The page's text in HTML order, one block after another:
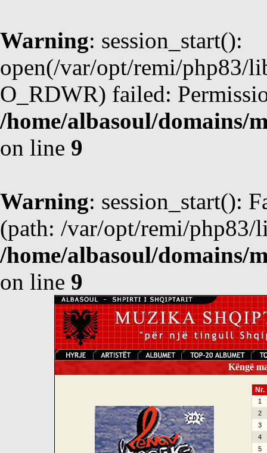
Warning: session_start():
open(/var/opt/remi/php83/
O_RDWR) failed:
/home/albasoul/domains/
on line 9
Warning: session_start():
(path: /var/opt/remi/php83/
/home/albasoul/domains/
on line 9
Këngë
Nr.
1
2
3
4
5